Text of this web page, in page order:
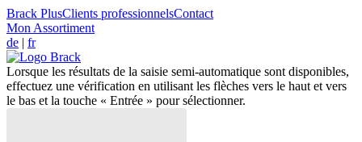
Brack PlusClients professionnelsContact
Mon Assortiment
de | fr
Lorsque les résultats de la saisie semi-automatique sont disponibles,
effectuez une vérification en utilisant les flèches vers le haut et vers
le bas et la touche « Entrée » pour sélectionner.